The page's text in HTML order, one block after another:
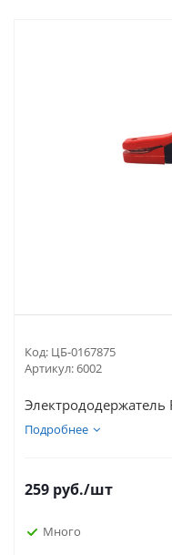
Код: ЦБ-0167875
Артикул:6002
Электрододержатель
Подробнее
259 руб./шт
Много